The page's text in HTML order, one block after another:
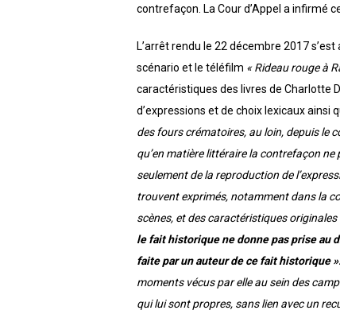
contrefaçon. La Cour d’Appel a infirmé
L’arrêt rendu le 22 décembre 2017
scénario et le téléfilm « Rideau rouge à
caractéristiques des livres de Charlotte
d’expressions et de choix lexicaux ainsi
des fours crématoires, au loin, depuis le
qu’en matière littéraire la contrefaçon ne
seulement de la reproduction de
trouvent exprimés, notamment dans la
scènes, et des caractéristiques
le fait historique ne donne pas prise au
faite par un auteur de ce fait historique
moments vécus par elle au sein des
qui lui sont propres, sans lien avec un